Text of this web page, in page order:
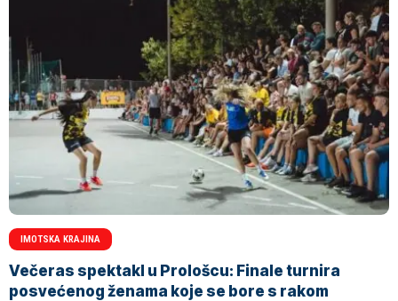
IMOTSKA KRAJINA
Večeras spektakl u Prološcu: Finale turnira
posvećenog ženama koje se bore s rakom